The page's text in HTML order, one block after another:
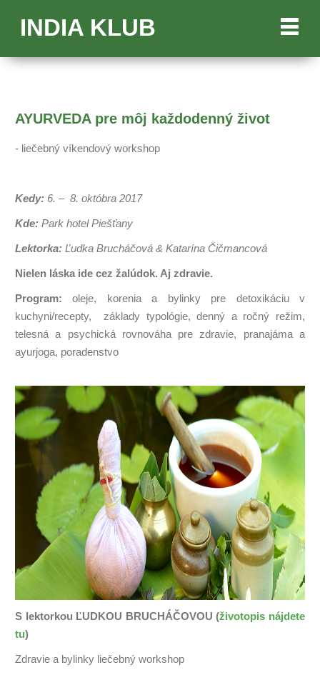
INDIA KLUB
AYURVEDA pre môj každodenný život
- liečebný víkendový workshop
Kedy: 6. – 8. októbra 2017
Kde: Park hotel Piešťany
Lektorka: Ľudka Brucháčová & Katarína Čičmancová
Nielen láska ide cez žalúdok. Aj zdravie.
Program: oleje, korenia a bylinky pre detoxikáciu v
kuchyni/recepty, základy typológie, denný a ročný režim,
telesná a psychická rovnováha pre zdravie, pranajáma a
ayurjoga, poradenstvo
S lektorkou ĽUDKOU BRUCHÁČOVOU (životopis nájdete
tu)
Zdravie a bylinky liečebný workshop